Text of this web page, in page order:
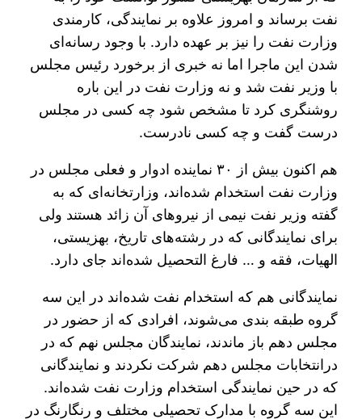
نفت برساند و امروز علاوه بر نمایندگی، کارمندی
وزارت نفت را نیز بر عهده دارد. با وجود رسانه‌ای
شدن این ماجرا اما نه خبری از برخورد رئیس مجلس
با وزیر نفت شد و نه وزارت نفت در این باره
روشنگری کرد تا مشخص شود چه کسی در مجلس
درست گفت و چه کسی نادرست.
هم اکنون بیش از ۳۰ نماینده ادوار و فعلی مجلس در
وزارت نفت استخدام شده‌اند، وزارتخانه‌ای که به
گفته وزیر نفت نیمی از نیروهای آن زائد هستند ولی
برای نمایندگانی که در رشته‌های تاریخ، بهزیستی،
الهیات، فقه و … فارغ التحصیل شده‌اند جای دارد.
نمایندگانی هم که استخدام نفت شده‌اند در این سه
گروه طبقه بندی می‌شوند، افرادی که از حضور در
مجلس دهم باز ماندند، نمایندگان مجلس نهم که در
درانتخابات مجلس دهم شرکت نکردند و نمایندگانی
که در حین نمایندگی استخدام وزارت نفت شده‌اند.
این سه گروه با مدارک تحصیلی مختلف و رنگارنگ در